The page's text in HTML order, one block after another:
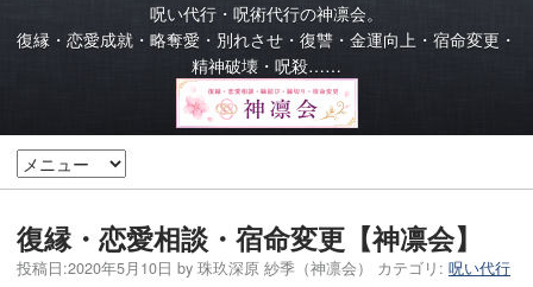
呪い代行・呪術代行の神凛会。
復縁・恋愛成就・略奪愛・別れさせ・復讐・金運向上・宿命変更・
精神破壊・呪殺……
復縁・恋愛相談・宿命変更【神凛会】
投稿日:2020年5月10日 by 珠玖深原 紗季（神凛会） カテゴリ: 呪い代行